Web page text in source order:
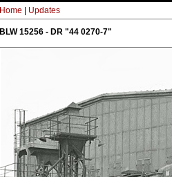
Home Updates
BLW 15256 - DR "44 0270-7"